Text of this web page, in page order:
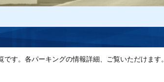
す。各パーキングの情報詳細、ご覧いただけます。